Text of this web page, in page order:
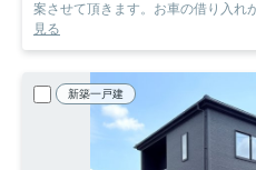
案させて頂きます。お車の借り入れ
見る
新築一戸建